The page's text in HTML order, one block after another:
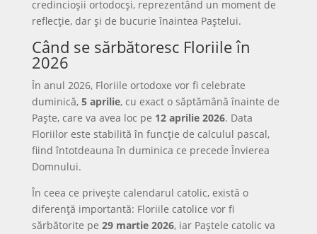
credincioșii ortodocși, reprezentând un moment de
reflecție, dar și de bucurie înaintea Paștelui.
Când se sărbătoresc Floriile în
2026
În anul 2026, Floriile ortodoxe vor fi celebrate
duminică, 5 aprilie, cu exact o săptămână înainte de
Paște, care va avea loc pe 12 aprilie 2026. Data
Floriilor este stabilită în funcție de calculul pascal,
fiind întotdeauna în duminica ce precede Învierea
Domnului.
În ceea ce privește calendarul catolic, există o
diferență importantă: Floriile catolice vor fi
sărbătorite pe 29 martie 2026, iar Paștele catolic va